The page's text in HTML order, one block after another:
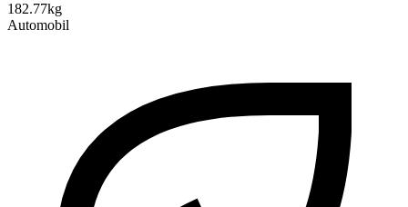
182.77kg
Automobil